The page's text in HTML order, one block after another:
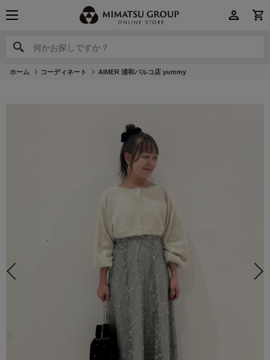
何かお探しですか？
何かお探しですか？
ホーム コーディネート AIMER 浦和パルコ店 yummy